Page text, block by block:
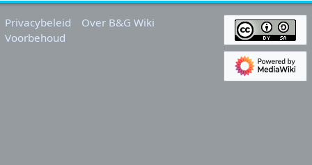
0
1
1
Privacybeleid
Over B&G Wiki
Voorbehoud